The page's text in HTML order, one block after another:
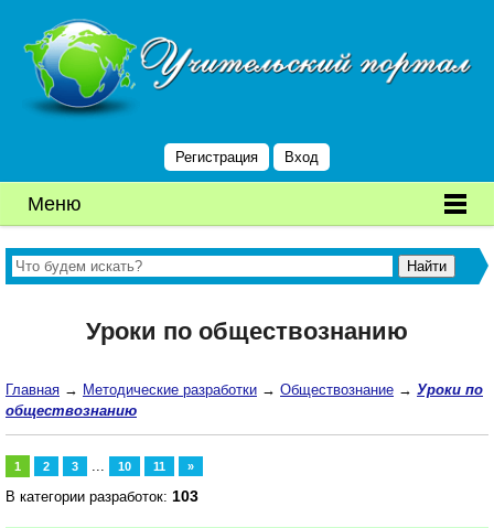
Регистрация Вход
Меню
Уроки по обществознанию
Главная → Методические разработки → Обществознание → Уроки по
обществознанию
1 2 3 ... 10 11 »
В категории разработок: 103